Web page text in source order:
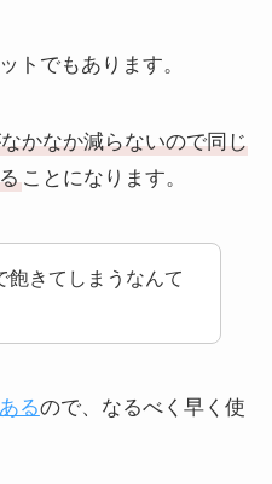
トでもあります。
かなか減らないので同じ
ことになります。
飽きてしまうなんて
るので、なるべく早く使